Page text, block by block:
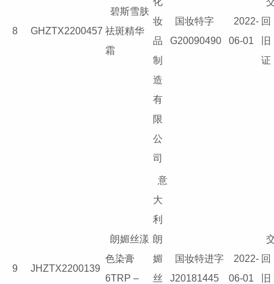
8 GHZTX2200457
碧斯雪肤
祛斑精华
霜
妆
品
制
造
有
限
公
司
国妆特字
G20090490
2022-
06-01
回
旧
证
9 JHZTX2200139
朗媚丝漾
色染膏
6TRP –
意
大
利
朗
媚
丝
国妆特进字
J20181445
2022-
06-01
回
旧